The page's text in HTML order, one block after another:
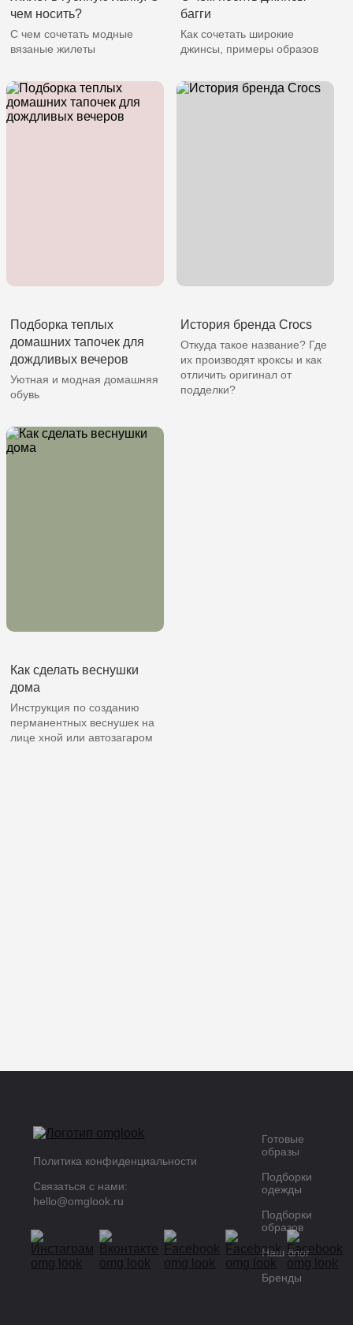
чем носить?
С чем сочетать модные
вязаные жилеты
багги
Как сочетать широкие
джинсы, примеры образов
Подборка теплых
домашних тапочек для
дождливых вечеров
Уютная и модная домашняя
обувь
История бренда Crocs
Откуда такое название? Где
их производят кроксы и как
отличить оригинал от
подделки?
Как сделать веснушки
дома
Инструкция по созданию
перманентных веснушек на
лице хной или автозагаром
Политика конфиденциальности
Связаться с нами:
hello@omglook.ru
Готовые
образы
Подборки
одежды
Подборки
образов
Наш блог
Бренды